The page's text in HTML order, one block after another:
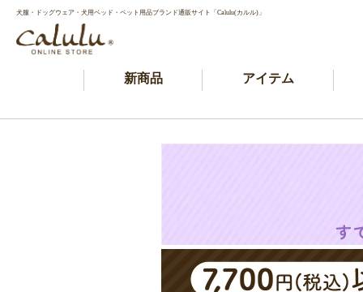
犬服・ドッグウェア・犬用ベッド・ペット用品ブランド通販サイト「Calulu(カルル)」
新商品 アイテム